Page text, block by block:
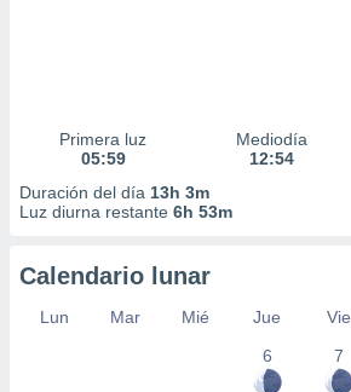
Primera luz
05:59
Mediodía
12:54
Duración del día 13h 3m
Luz diurna restante 6h 53m
Calendario lunar
Lun Mar Mié Jue Vie
6
7